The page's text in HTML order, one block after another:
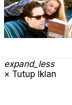
expand_less
× Tutup Iklan